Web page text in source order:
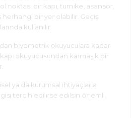
noktası bir kapı, turnike, asansör,
herhangi bir yer olabilir. Geçiş
kullanılır.
biyometrik okuyuculara kadar
okuyucusundan karmaşık bir
ya da kurumsal ihtiyaçlarla
tercih edilirse edilsin önemli